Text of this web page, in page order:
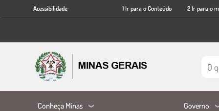
para
conteúdo
Acessibilidade
Acessibilidade 1 Ir para o Conteúdo 2 Ir para o
Conheça Minas Governo